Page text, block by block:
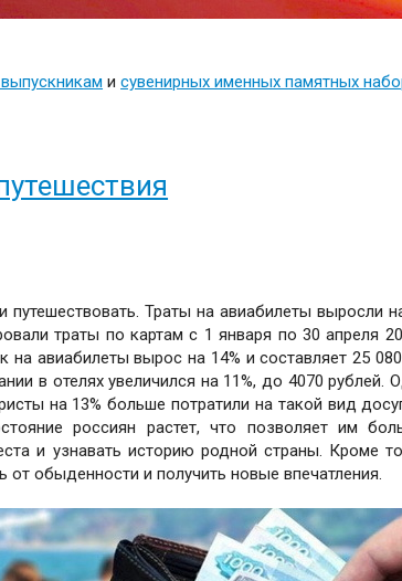
исувенирных именных памятных
путешествовать. Траты на авиабилеты выросли
траты по картам с 1 января по 30 апреля
на авиабилеты вырос на 14% и составляет 25
в отелях увеличился на 11%, до 4070
на 13% больше потратили на такой вид
россиян растет, что позволяет им
и узнавать историю родной страны. Кроме
от обыденности и получить новые впечатления.